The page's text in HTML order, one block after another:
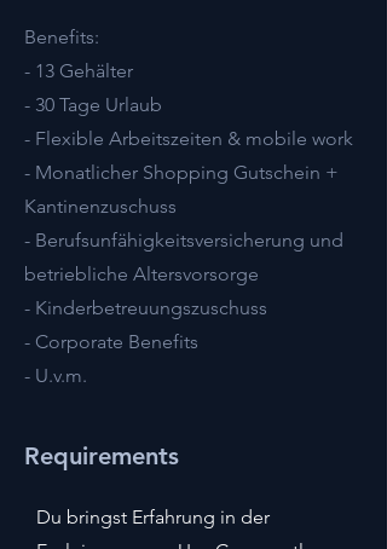
Benefits:
- 13 Gehälter
- 30 Tage Urlaub
- Flexible Arbeitszeiten & mobile work
- Monatlicher Shopping Gutschein +
Kantinenzuschuss
- Berufsunfähigkeitsversicherung und
betriebliche Altersvorsorge
- Kinderbetreuungszuschuss
- Corporate Benefits
- U.v.m.
Requirements
Du bringst Erfahrung in der